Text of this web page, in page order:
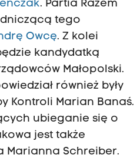
. Partia Razem
tego
Owcę. Z kolei
kandydatką
Małopolski.
również były
Kontroli Marian Banaś.
ubieganie się o
jest także
Marianna Schreiber.